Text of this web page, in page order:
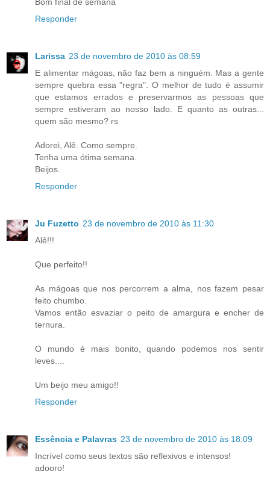
Responder
Larissa 23 de novembro de 2010 às 08:59
E alimentar mágoas, não faz bem a ninguém. Mas a gente
sempre quebra essa "regra". O melhor de tudo é assumir
que estamos errados e preservarmos as pessoas que
sempre estiveram ao nosso lado. E quanto as outras...
quem são mesmo? rs
Adorei, Alê. Como sempre.
Tenha uma ótima semana.
Beijos.
Responder
Ju Fuzetto 23 de novembro de 2010 às 11:30
Alê!!!
Que perfeito!!
As mágoas que nos percorrem a alma, nos fazem pesar
feito chumbo.
Vamos então esvaziar o peito de amargura e encher de
ternura.
O mundo é mais bonito, quando podemos nos sentir
leves....
Um beijo meu amigo!!
Responder
Essência e Palavras 23 de novembro de 2010 às 18:09
Incrível como seus textos são reflexivos e intensos!
adooro!